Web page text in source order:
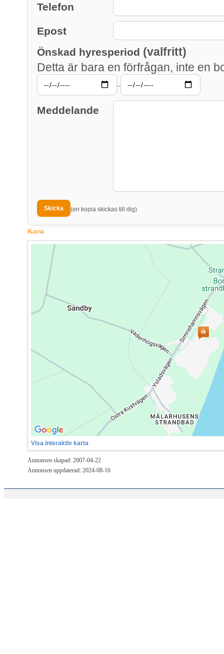
Telefon
Epost
Önskad hyresperiod (valfritt)
Detta är bara en förfrågan, inte en
–
Meddelande
(en kopia skickas till dig)
Karta
Visa interaktiv karta
Annonsen skapad: 2007-04-22
Annonsen uppdaterad: 2024-08-16